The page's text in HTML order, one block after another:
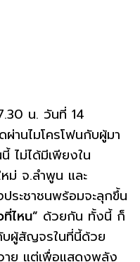
น. วันที่ 14
านไมโครโฟนกับผู้มา
ไม่ได้มีเพียงใน
ม่ จ.ลำพูน และ
ระชาชนพร้อมจะลุกขึ้น
ไหน” ด้วยกัน ทั้งนี้ ก็
บผู้สัญจรในที่นี้ด้วย
าย แต่เพื่อแสดงพลัง